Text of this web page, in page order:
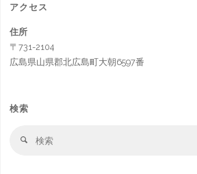
アクセス
住所
〒731-2104
広島県山県郡北広島町大朝6597番
検索
検